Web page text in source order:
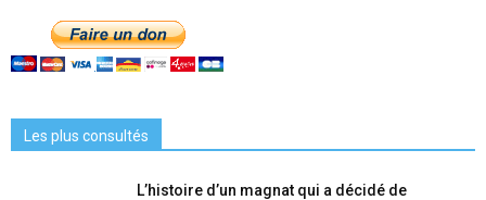
Les plus consultés
L’histoire d’un magnat qui a décidé de